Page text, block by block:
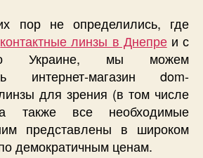
пор не определились, где
контактные линзы в Днепреи с
Украине, мы можем
интернет-магазин dom-
для зрения (в том числе
также все необходимые
представлены в широком
демократичным ценам.